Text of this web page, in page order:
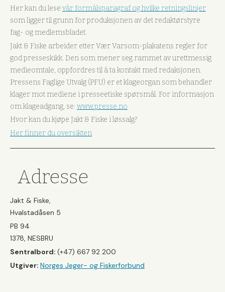
Her kan du lese vår formålsparagraf og hvilke retningslinjer
som ligger til grunn for produksjonen av det redaktørstyre
fag- og medlemsbladet.
Jakt & Fiske arbeider etter Vær Varsom-plakatens regler for
god presseskikk. Den som mener seg rammet av urettmessig
medieomtale, oppfordres til å ta kontakt med redaksjonen.
Pressens Faglige Utvalg (PFU) er et klageorgan som behandler
klager mot mediene i presseetiske spørsmål. For informasjon
om klageadgang, se: www.presse.no
Hvor kan du kjøpe Jakt & Fiske i løssalg?
Her finner du oversikten
Adresse
Jakt & Fiske,
Hvalstadåsen 5
PB 94
1378, NESBRU
Sentralbord: (+47) 667 92 200
Utgiver: Norges Jeger- og Fiskerforbund